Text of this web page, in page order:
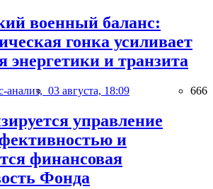
военный баланс:
гонка усиливает
энергетики и транзита
анализ, 03 августа, 18:09 666
управление
и
финансовая
Фонда